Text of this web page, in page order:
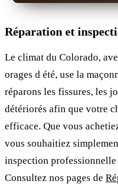
Réparation et
Le climat du Colorado,
orages d été, use la
réparons les fissures, les
détériorés afin que votre
efficace. Que vous
vous souhaitiez
inspection
Consultez nos pages de